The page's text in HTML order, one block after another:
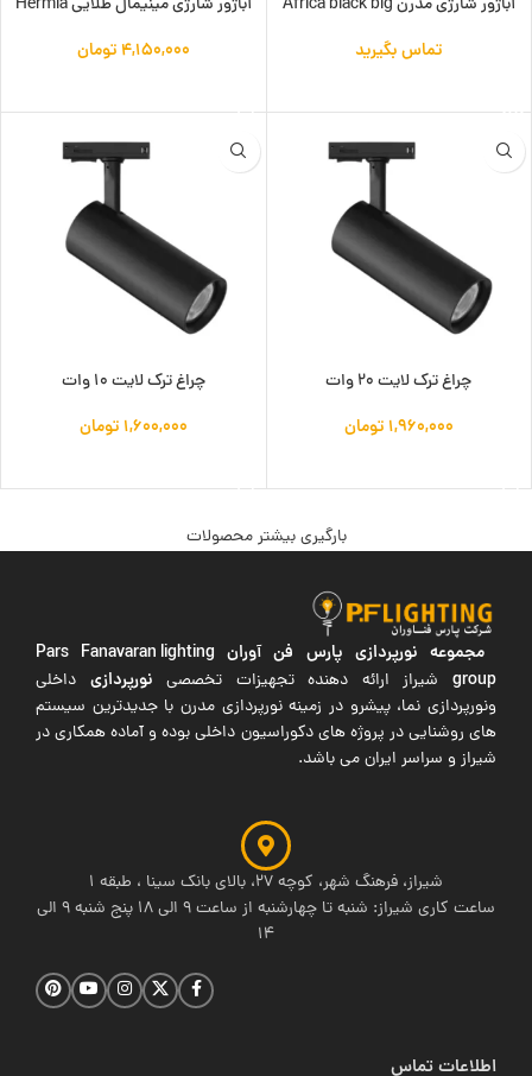
تماس بگیرید ۴,۱۵۰,۰۰۰تومان
چراغ ترک لایت 20 وات
۱,۹۶۰,۰۰۰ تومان
چراغ ترک لایت 10 وات
۱,۶۰۰,۰۰۰ تومان
بارگیری بیشتر محصولات
مجموعه نورپردازی پارس فن آوران Pars Fanavaran lighting
groupشیراز ارائه دهنده تجهیزات تخصصی نورپردازی داخلی
ونورپردازی نما، پیشرو در زمینه نورپردازی مدرن با جدیدترین سیستم
های روشنایی در پروژه های دکوراسیون داخلی بوده و آماده همکاری در
شیراز و سراسر ایران می باشد.
شیراز، فرهنگ شهر، کوچه 27، بالای بانک سینا ، طبقه 1
ساعت کاری شیراز: شنبه تا چهارشنبه از ساعت 9 الی 18 پنج شنبه 9 الی
14
اطلاعات تماس